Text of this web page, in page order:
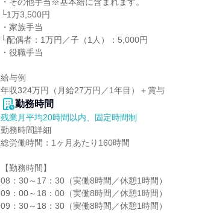
└1万3,500円
・家族手当
└配偶者：1万円／子（1人）：5,000円
・役職手当
給与例
年収324万円（月給27万円／1年目）＋賞与
勤務時間
残業月平均20時間以内、固定時間制
勤務時間詳細
総労働時間：1ヶ月あたり160時間
【勤務時間】
08：30～17：30（実働8時間／休憩1時間）
09：00～18：00（実働8時間／休憩1時間）
09：30～18：30（実働8時間／休憩1時間）